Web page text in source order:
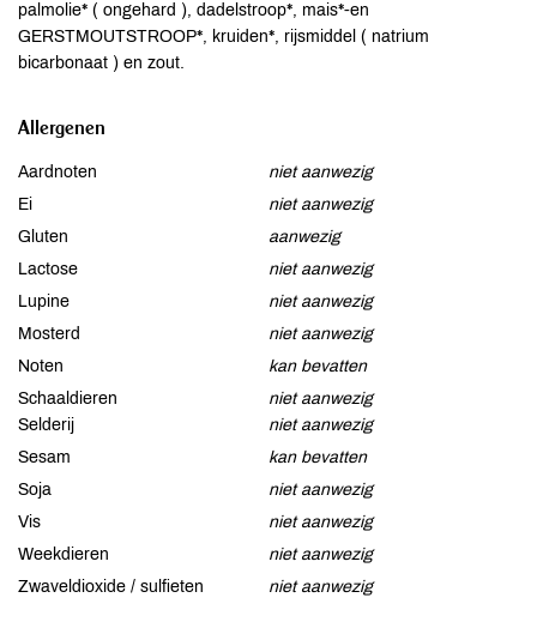
palmolie* ( ongehard ), dadelstroop*, mais*-en
GERSTMOUTSTROOP*, kruiden*, rijsmiddel ( natrium
bicarbonaat ) en zout.
Allergenen
Aardnoten
niet aanwezig
Ei
niet aanwezig
Gluten
aanwezig
Lactose
niet aanwezig
Lupine
niet aanwezig
Mosterd
niet aanwezig
Noten
kan bevatten
Schaaldieren
niet aanwezig
Selderij
niet aanwezig
Sesam
kan bevatten
Soja
niet aanwezig
Vis
niet aanwezig
Weekdieren
niet aanwezig
Zwaveldioxide / sulfieten
niet aanwezig